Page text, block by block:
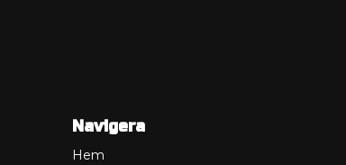
Navigera
Hem